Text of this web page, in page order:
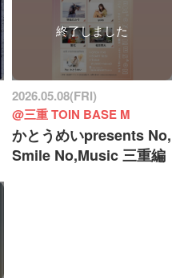
終了しました
2026.05.08(FRI)
@三重 TOIN BASE M
かとうめいpresents No,
Smile No,Music 三重編